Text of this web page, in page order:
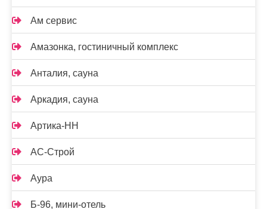
Ам сервис
Амазонка, гостиничный комплекс
Анталия, сауна
Аркадия, сауна
Артика-НН
АС-Строй
Аура
Б-96, мини-отель